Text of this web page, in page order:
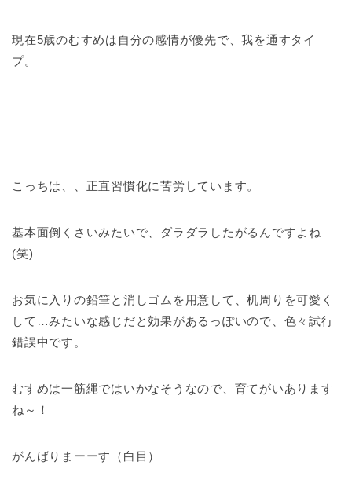
現在5歳のむすめは自分の感情が優先で、我を通すタイ
プ。
こっちは、、正直習慣化に苦労しています。
基本面倒くさいみたいで、ダラダラしたがるんですよね
(笑)
お気に入りの鉛筆と消しゴムを用意して、机周りを可愛く
して…みたいな感じだと効果があるっぽいので、色々試行
錯誤中です。
むすめは一筋縄ではいかなそうなので、育てがいあります
ね～！
がんばりまーーす（白目）